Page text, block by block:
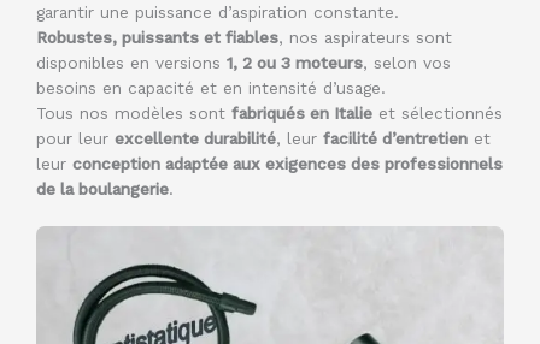
garantir une puissance d’aspiration constante.
Robustes, puissants et fiables, nos aspirateurs sont
disponibles en versions 1, 2 ou 3 moteurs, selon vos
besoins en capacité et en intensité d’usage.
Tous nos modèles sont fabriqués en Italie et sélectionnés
pour leur excellente durabilité, leur facilité d’entretien et
leur conception adaptée aux exigences des professionnels
de la boulangerie.